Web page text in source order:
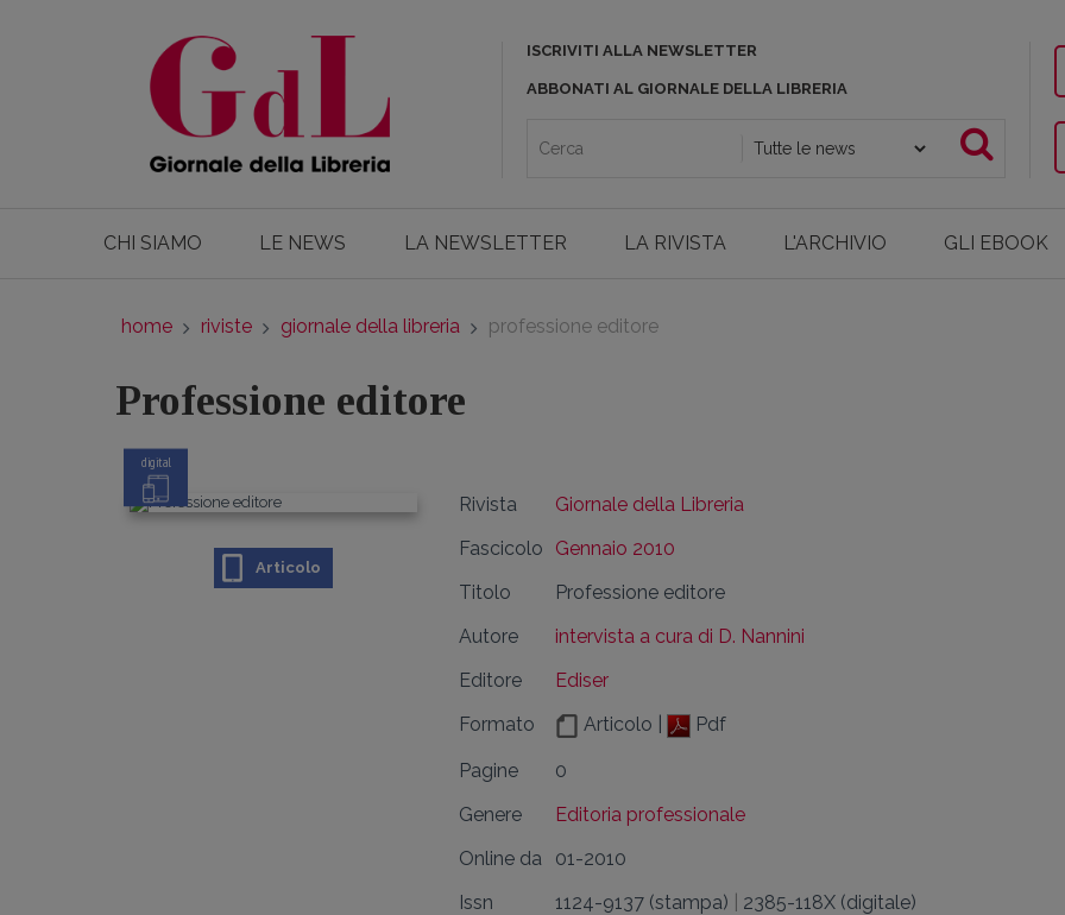
ISCRIVITI ALLA NEWSLETTER
ABBONATI AL GIORNALE DELLA LIBRERIA
CHI SIAMO LE NEWS LA NEWSLETTER LA RIVISTA L'ARCHIVIO GLI EBOOK
home riviste giornale della libreria professione editore
Professione editore
digital
Articolo
Rivista
Giornale della Libreria
Fascicolo
Gennaio 2010
Titolo
Professione editore
Autore
intervista a cura di D. Nannini
Editore
Ediser
Formato
Articolo | Pdf
Pagine
0
Genere
Editoria professionale
Online da
01-2010
Issn
1124-9137 (stampa) 2385-118X (digitale)